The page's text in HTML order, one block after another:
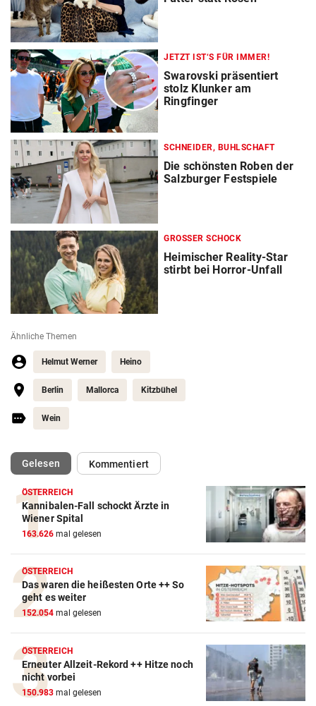
JETZT IST‘S FÜR IMMER!
Swarovski präsentiert
stolz Klunker am
Ringfinger
SCHNEIDER, BUHLSCHAFT
Die schönsten Roben der
Salzburger Festspiele
GROSSER SCHOCK
Heimischer Reality-Star
stirbt bei Horror-Unfall
Ähnliche Themen
Helmut Werner Heino
Berlin Mallorca Kitzbühel
Wein
Gelesen(ausgewählt)Kommentiert
ÖSTERREICH
Kannibalen-Fall schockt Ärzte in
Wiener Spital
163.626 mal gelesen
ÖSTERREICH
Das waren die heißesten Orte ++ So
geht es weiter
152.054 mal gelesen
ÖSTERREICH
Erneuter Allzeit-Rekord ++ Hitze noch
nicht vorbei
150.983 mal gelesen